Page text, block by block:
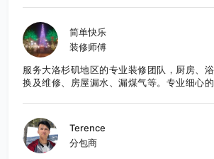
们秉持的原则。 我们的服务专精客户居家装
小工程新建/ADU 全面施工工程/室内改建工
并提供总体的全面性一年保固免费维修。 同
考学习建商，绘图，房地产销售执照，我们
课堂，欢迎咨询！考拉建筑——认真对待每
Matt Liu联络电话： 626-202-8897(近期工
为区域收讯不良请发讯息或扫描下方二维码
koalaconstructionca@yahoo.com
简单快乐
装修师傅
服务大洛杉矶地区的专业装修团队，厨房、
换及维修、房屋漏水、漏煤气等。专业细心
Terence
分包商